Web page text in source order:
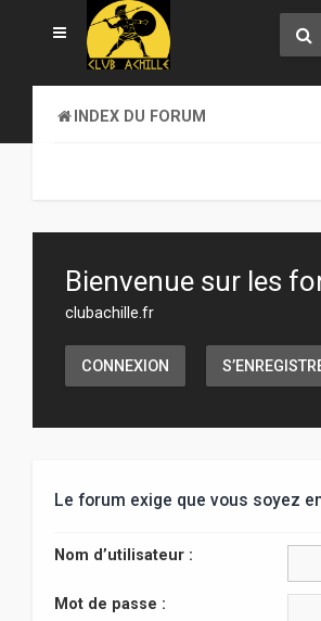
INDEX DU FORUM
Bienvenue sur les
clubachille.fr
CONNEXION
Le forum exige que vous soyez
Nom d’utilisateur :
Mot de passe :